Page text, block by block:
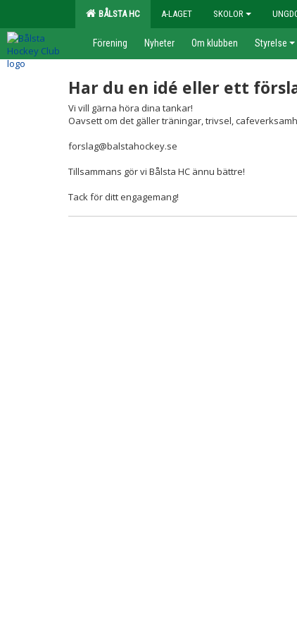
BÅLSTA HC A-LAGET SKOLOR
Förening Nyheter Om klubben Styrelse
Har du en idé eller ett
Vi vill gärna höra dina tankar!
Oavsett om det gäller träningar, trivsel,
forslag@balstahockey.se
Tillsammans gör vi Bålsta HC ännu bättre!
Tack för ditt engagemang!